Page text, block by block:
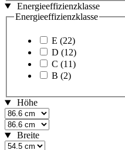
Energieeffizienzklasse
Energieeffizienzklasse
E (22)
D (12)
C (11)
B (2)
Höhe
Breite